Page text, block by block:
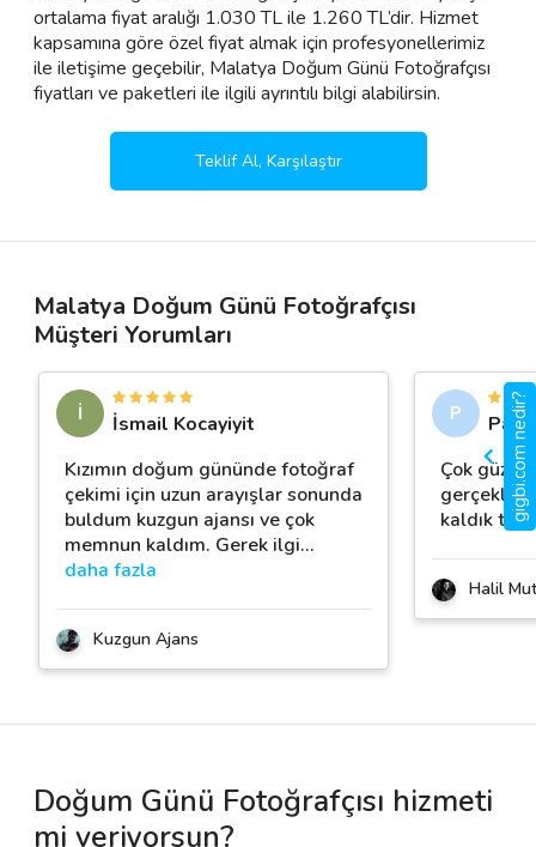
ortalama fiyat aralığı 1.030 TL ile 1.260 TL’dir. Hizmet
kapsamına göre özel fiyat almak için profesyonellerimiz
ile iletişime geçebilir, Malatya Doğum Günü Fotoğrafçısı
fiyatları ve paketleri ile ilgili ayrıntılı bilgi alabilirsin.
Teklif Al, Karşılaştır
Malatya Doğum Günü Fotoğrafçısı
Müşteri Yorumları
İ
İsmail Kocayiyit
Kızımın doğum gününde fotoğraf
çekimi için uzun arayışlar sonunda
buldum kuzgun ajansı ve çok
memnun kaldım. Gerek ilgi…
daha fazla
Kuzgun Ajans
P
Çok güzel
kaldık
Halil
Doğum Günü Fotoğrafçısı hizmeti
mi veriyorsun?
gigbi.com nedir?